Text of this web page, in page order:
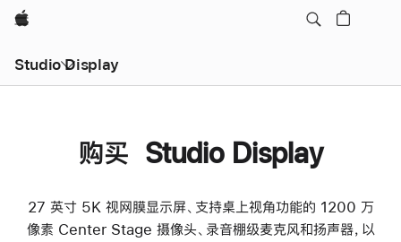
Apple
Studio Display
购买 Studio Display
27 英寸 5K 视网膜显示屏、支持桌上视角功能的 1200 万
像素 Center Stage 摄像头、录音棚级麦克风和扬声器，以